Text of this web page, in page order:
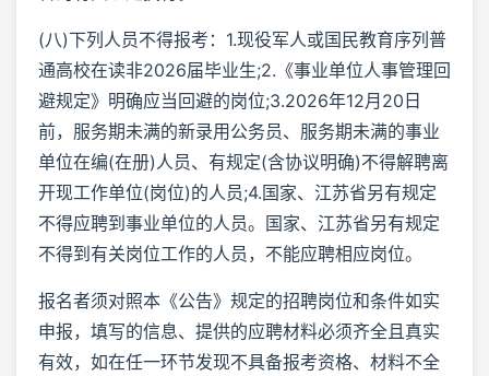
(八)下列人员不得报考：1.现役军人或国民教育序列普
通高校在读非2026届毕业生;2.《事业单位人事管理回
避规定》明确应当回避的岗位;3.2026年12月20日
前，服务期未满的新录用公务员、服务期未满的事业
单位在编(在册)人员、有规定(含协议明确)不得解聘离
开现工作单位(岗位)的人员;4.国家、江苏省另有规定
不得应聘到事业单位的人员。国家、江苏省另有规定
不得到有关岗位工作的人员，不能应聘相应岗位。
报名者须对照本《公告》规定的招聘岗位和条件如实
申报，填写的信息、提供的应聘材料必须齐全且真实
有效，如在任一环节发现不具备报考资格、材料不全